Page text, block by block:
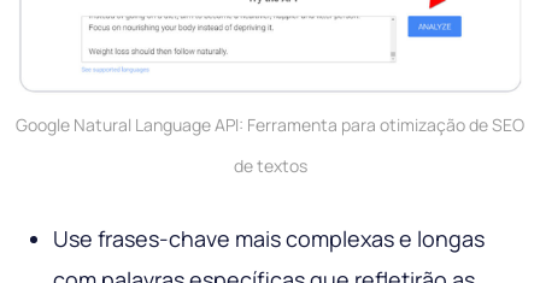
Google Natural Language API: Ferramenta para otimização de SEO
de textos
Use frases-chave mais complexas e longas